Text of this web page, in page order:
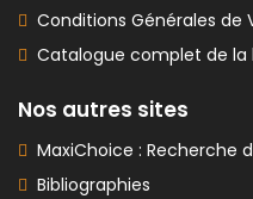
Conditions Générales de
Catalogue complet de la
Nos autres sites
MaxiChoice : Recherche
Bibliographies